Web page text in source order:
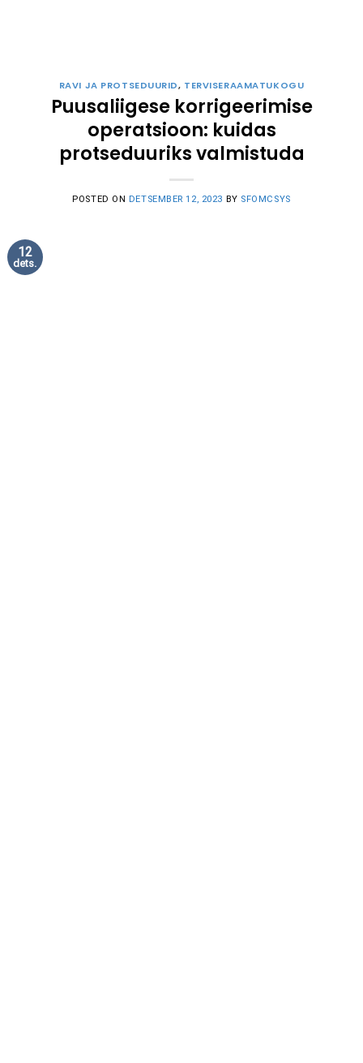
RAVI JA PROTSEDUURID, TERVISERAAMATUKOGU
Puusaliigese korrigeerimise
operatsioon: kuidas
protseduuriks valmistuda
POSTED ON DETSEMBER 12, 2023 BY SFOMCSYS
12
dets.